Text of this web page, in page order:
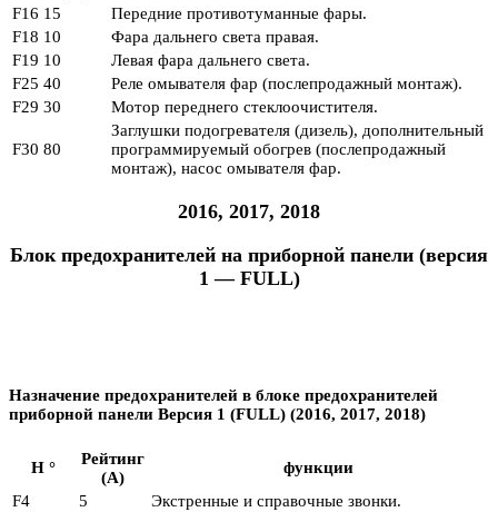
F16 15
Передние противотуманные фары.
F18 10
Фара дальнего света правая.
F19 10
Левая фара дальнего света.
F25 40
Реле омывателя фар (послепродажный монтаж).
F29 30 Мотор переднего стеклоочистителя.
F30 80
Заглушки подогревателя (дизель), дополнительный
программируемый обогрев (послепродажный
монтаж), насос омывателя фар.
2016, 2017, 2018
Блок предохранителей на приборной панели (версия
1 — FULL)
Назначение предохранителей в блоке предохранителей
приборной панели Версия 1 (FULL) (2016, 2017, 2018)
Н °
Рейтинг
(А)
функции
F4
5
Экстренные и справочные звонки.